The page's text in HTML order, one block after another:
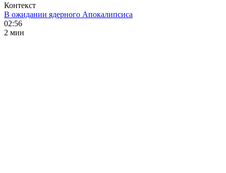
Контекст
В ожидании ядерного Апокалипсиса
02:56
2 мин